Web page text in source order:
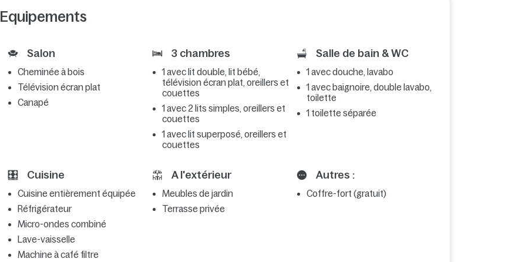
Equipements
Salon
Cheminée à bois
Télévision écran plat
Canapé
3 chambres
1 avec lit double, lit bébé,
télévision écran plat, oreillers et
couettes
1 avec 2 lits simples, oreillers et
couettes
1 avec lit superposé, oreillers et
couettes
Salle de bain & WC
1 avec douche, lavabo
1 avec baignoire, double lavabo,
toilette
1 toilette séparée
Cuisine
Cuisine entièrement équipée
Réfrigérateur
Micro-ondes combiné
Lave-vaisselle
Machine à café filtre
A l'extérieur
Meubles de jardin
Terrasse privée
Autres :
Coffre-fort (gratuit)